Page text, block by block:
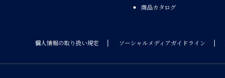
商品カタログ
個人情報の取り扱い規定 ソーシャルメディアガイドライン